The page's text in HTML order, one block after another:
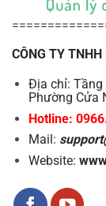
CÔNG TY
Địa chỉ: Tầng
Phường Cửa
Hotline:
Mail:
Website: